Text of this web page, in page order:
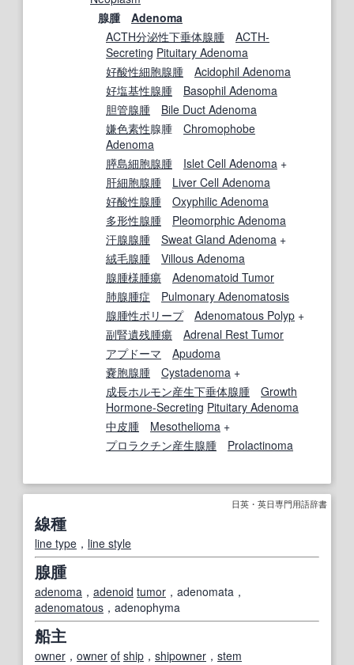
腺腫 Adenoma
ACTH分泌性下垂体腺腫
ACTH-
Secreting Pituitary Adenoma
好酸性細胞腺腫
Acidophil Adenoma
好塩基性腺腫
Basophil Adenoma
胆管腺腫
Bile Duct Adenoma
嫌色素性腺腫 Chromophobe
Adenoma
膵島細胞腺腫
Islet Cell Adenoma +
肝細胞腺腫
Liver Cell Adenoma
好酸性腺腫
Oxyphilic Adenoma
多形性腺腫
Pleomorphic Adenoma
汗腺腺腫
Sweat Gland Adenoma +
絨毛腺腫
Villous Adenoma
腺腫様腫瘍
Adenomatoid Tumor
肺腺腫症
Pulmonary Adenomatosis
腺腫性ポリープ
Adenomatous Polyp +
副腎遺残腫瘍
Adrenal Rest Tumor
アプドーマ
Apudoma
嚢胞腺腫
Cystadenoma +
成長ホルモン産生下垂体腺腫
Growth
Hormone-Secreting Pituitary Adenoma
中皮腫
Mesothelioma +
プロラクチン産生腺腫
Prolactinoma
日英・英日専門用語辞書
線種
line type ， line style
腺腫
adenoma ， adenoid tumor ，adenomata，
adenomatous ，adenophyma
船主
owner ， owner of ship ， shipowner ， stem